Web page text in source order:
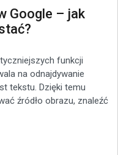
Google – jak
funkcji
na odnajdywanie
tekstu. Dzięki temu
źródło obrazu, znaleźć